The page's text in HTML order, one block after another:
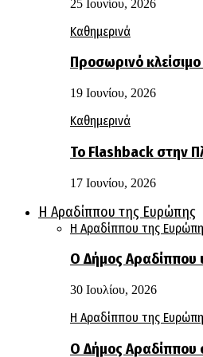
25 Ιουνίου, 2026
Καθημερινά
Προσωρινό
19 Ιουνίου, 2026
Καθημερινά
Το Flashback στην
17 Ιουνίου, 2026
Η Αραδίππου της Ευρώπης
Η Αραδίππου της
Ο Δήμος Αραδίππου
30 Ιουλίου, 2026
Η Αραδίππου της
Ο Δήμος Αραδίππου